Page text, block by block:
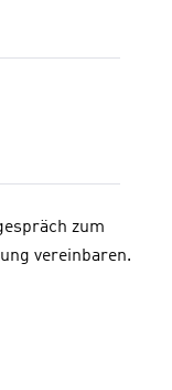
zum
vereinbaren.